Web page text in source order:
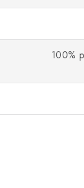
100%